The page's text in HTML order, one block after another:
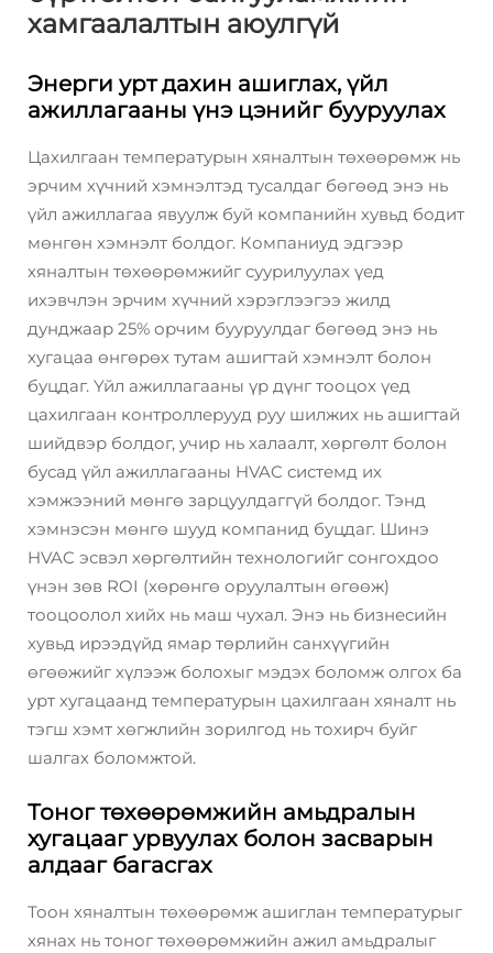
хамгаалалтын аюулгүй
Энерги урт дахин ашиглах, үйл
ажиллагааны үнэ цэнийг бууруулах
Цахилгаан температурын хяналтын төхөөрөмж нь
эрчим хүчний хэмнэлтэд тусалдаг бөгөөд энэ нь
үйл ажиллагаа явуулж буй компанийн хувьд бодит
мөнгөн хэмнэлт болдог. Компаниуд эдгээр
хяналтын төхөөрөмжийг суурилуулах үед
ихэвчлэн эрчим хүчний хэрэглээгээ жилд
дунджаар 25% орчим бууруулдаг бөгөөд энэ нь
хугацаа өнгөрөх тутам ашигтай хэмнэлт болон
буцдаг. Үйл ажиллагааны үр дүнг тооцох үед
цахилгаан контроллерууд руу шилжих нь ашигтай
шийдвэр болдог, учир нь халаалт, хөргөлт болон
бусад үйл ажиллагааны HVAC системд их
хэмжээний мөнгө зарцуулдаггүй болдог. Тэнд
хэмнэсэн мөнгө шууд компанид буцдаг. Шинэ
HVAC эсвэл хөргөлтийн технологийг сонгохдоо
үнэн зөв ROI (хөрөнгө оруулалтын өгөөж)
тооцоолол хийх нь маш чухал. Энэ нь бизнесийн
хувьд ирээдүйд ямар төрлийн санхүүгийн
өгөөжийг хүлээж болохыг мэдэх боломж олгох ба
урт хугацаанд температурын цахилгаан хяналт нь
тэгш хэмт хөгжлийн зорилгод нь тохирч буйг
шалгах боломжтой.
Тоног төхөөрөмжийн амьдралын
хугацааг урвуулах болон засварын
алдааг багасгах
Тоон хяналтын төхөөрөмж ашиглан температурыг
хянах нь тоног төхөөрөмжийн ажил амьдралыг